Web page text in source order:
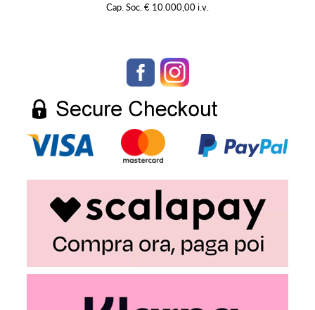
Cap. Soc. € 10.000,00 i.v.